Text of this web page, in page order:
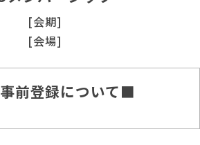
[会期]
[会場]
前登録について■